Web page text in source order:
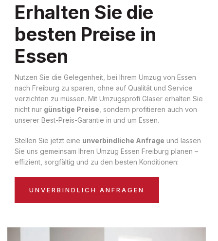
Erhalten Sie die
besten Preise in
Essen
Nutzen Sie die Gelegenheit, bei Ihrem Umzug von Essen
nach Freiburg zu sparen, ohne auf Qualität und Service
verzichten zu müssen. Mit Umzugsprofi Glaser erhalten Sie
nicht nur günstige Preise , sondern profitieren auch von
unserer Best-Preis-Garantie in und um Essen.
Stellen Sie jetzt eine unverbindliche Anfrage und lassen
Sie uns gemeinsam Ihren Umzug Essen Freiburg planen –
effizient, sorgfältig und zu den besten Konditionen:
UNVERBINDLICH ANFRAGEN